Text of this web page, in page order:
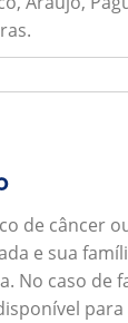
de câncer
e sua
No caso de
para